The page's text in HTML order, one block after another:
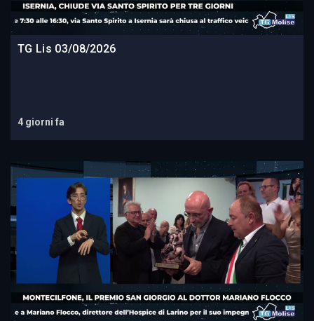
TG Lis 03/08/2026
4 giorni fa